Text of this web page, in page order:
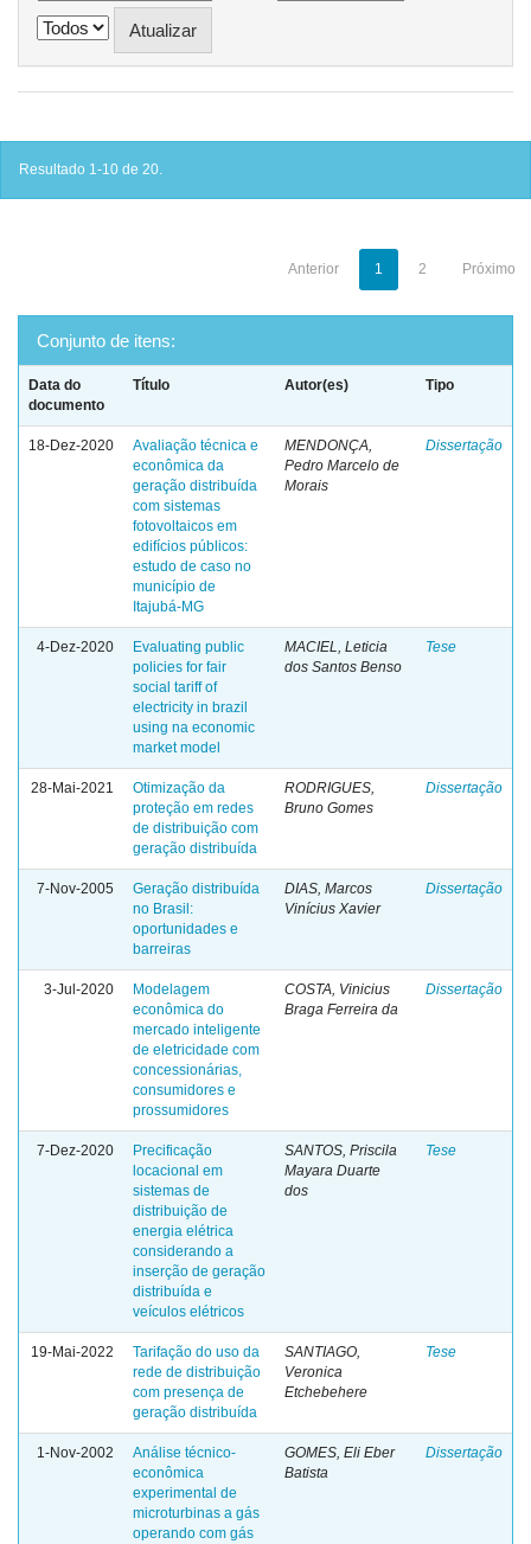
Resultado 1-10 de 20.
Anterior 1 2 Próximo
Conjunto de itens:
Data do
documento
Título Autor(es) Tipo
18-Dez-2020
Avaliação técnica e
econômica da
geração distribuída
com sistemas
fotovoltaicos em
edifícios públicos:
estudo de caso no
município de
Itajubá-MG
MENDONÇA,
Pedro Marcelo de
Morais
Dissertação
4-Dez-2020
Evaluating public
policies for fair
social tariff of
electricity in brazil
using na economic
market model
MACIEL, Leticia
dos Santos Benso
Tese
28-Mai-2021
Otimização da
proteção em redes
de distribuição com
geração distribuída
RODRIGUES,
Bruno Gomes
Dissertação
7-Nov-2005
Geração distribuída
no Brasil:
oportunidades e
barreiras
DIAS, Marcos
Vinícius Xavier
Dissertação
3-Jul-2020
Modelagem
econômica do
mercado inteligente
de eletricidade com
concessionárias,
consumidores e
prossumidores
COSTA, Vinicius
Braga Ferreira da
Dissertação
7-Dez-2020
Precificação
locacional em
sistemas de
distribuição de
energia elétrica
considerando a
inserção de geração
distribuída e
veículos elétricos
SANTOS, Priscila
Mayara Duarte
dos
Tese
19-Mai-2022
Tarifação do uso da
rede de distribuição
com presença de
geração distribuída
SANTIAGO,
Veronica
Etchebehere
Tese
1-Nov-2002
Análise técnico-
econômica
experimental de
microturbinas a gás
operando com gás
GOMES, Eli Eber
Batista
Dissertação